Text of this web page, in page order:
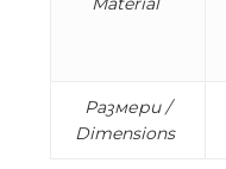
Размери /
Dimensions